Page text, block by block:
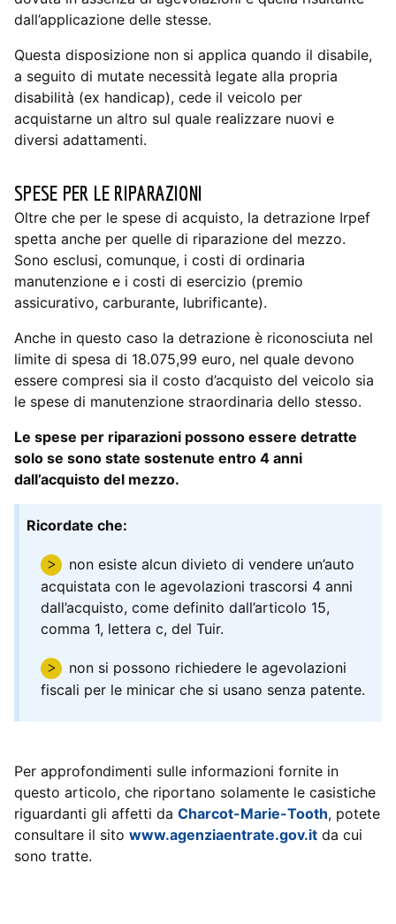
dall’applicazione delle stesse.
Questa disposizione non si applica quando il disabile,
a seguito di mutate necessità legate alla propria
disabilità (ex handicap), cede il veicolo per
acquistarne un altro sul quale realizzare nuovi e
diversi adattamenti.
SPESE PER LE RIPARAZIONI
Oltre che per le spese di acquisto, la detrazione Irpef
spetta anche per quelle di riparazione del mezzo.
Sono esclusi, comunque, i costi di ordinaria
manutenzione e i costi di esercizio (premio
assicurativo, carburante, lubrificante).
Anche in questo caso la detrazione è riconosciuta nel
limite di spesa di 18.075,99 euro, nel quale devono
essere compresi sia il costo d’acquisto del veicolo sia
le spese di manutenzione straordinaria dello stesso.
Le spese per riparazioni possono essere detratte
solo se sono state sostenute entro 4 anni
dall’acquisto del mezzo.
Ricordate che:
non esiste alcun divieto di vendere un’auto
acquistata con le agevolazioni trascorsi 4 anni
dall’acquisto, come definito dall’articolo 15,
comma 1, lettera c, del Tuir.
non si possono richiedere le agevolazioni
fiscali per le minicar che si usano senza patente.
Per approfondimenti sulle informazioni fornite in
questo articolo, che riportano solamente le casistiche
riguardanti gli affetti da Charcot-Marie-Tooth, potete
consultare il sito www.agenziaentrate.gov.it da cui
sono tratte.